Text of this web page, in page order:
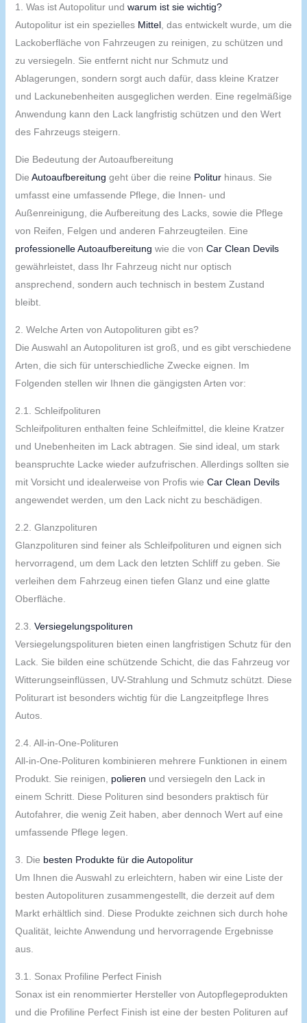
1. Was ist Autopolitur und warum ist sie wichtig?
Autopolitur ist ein spezielles Mittel, das entwickelt wurde, um die
Lackoberfläche von Fahrzeugen zu reinigen, zu schützen und
zu versiegeln. Sie entfernt nicht nur Schmutz und
Ablagerungen, sondern sorgt auch dafür, dass kleine Kratzer
und Lackunebenheiten ausgeglichen werden. Eine regelmäßige
Anwendung kann den Lack langfristig schützen und den Wert
des Fahrzeugs steigern.
Die Bedeutung der Autoaufbereitung
Die Autoaufbereitung geht über die reine Politurhinaus. Sie
umfasst eine umfassende Pflege, die Innen- und
Außenreinigung, die Aufbereitung des Lacks, sowie die Pflege
von Reifen, Felgen und anderen Fahrzeugteilen. Eine
professionelle Autoaufbereitung wie die von Car Clean Devils
gewährleistet, dass Ihr Fahrzeug nicht nur optisch
ansprechend, sondern auch technisch in bestem Zustand
bleibt.
2. Welche Arten von Autopolituren gibt es?
Die Auswahl an Autopolituren ist groß, und es gibt verschiedene
Arten, die sich für unterschiedliche Zwecke eignen. Im
Folgenden stellen wir Ihnen die gängigsten Arten vor:
2.1. Schleifpolituren
Schleifpolituren enthalten feine Schleifmittel, die kleine Kratzer
und Unebenheiten im Lack abtragen. Sie sind ideal, um stark
beanspruchte Lacke wieder aufzufrischen. Allerdings sollten sie
mit Vorsicht und idealerweise von Profis wie Car Clean Devils
angewendet werden, um den Lack nicht zu beschädigen.
2.2. Glanzpolituren
Glanzpolituren sind feiner als Schleifpolituren und eignen sich
hervorragend, um dem Lack den letzten Schliff zu geben. Sie
verleihen dem Fahrzeug einen tiefen Glanz und eine glatte
Oberfläche.
2.3. Versiegelungspolituren
Versiegelungspolituren bieten einen langfristigen Schutz für den
Lack. Sie bilden eine schützende Schicht, die das Fahrzeug vor
Witterungseinflüssen, UV-Strahlung und Schmutz schützt. Diese
Politurart ist besonders wichtig für die Langzeitpflege Ihres
Autos.
2.4. All-in-One-Polituren
All-in-One-Polituren kombinieren mehrere Funktionen in einem
Produkt. Sie reinigen, polieren und versiegeln den Lack in
einem Schritt. Diese Polituren sind besonders praktisch für
Autofahrer, die wenig Zeit haben, aber dennoch Wert auf eine
umfassende Pflege legen.
3. Die besten Produkte für die Autopolitur
Um Ihnen die Auswahl zu erleichtern, haben wir eine Liste der
besten Autopolituren zusammengestellt, die derzeit auf dem
Markt erhältlich sind. Diese Produkte zeichnen sich durch hohe
Qualität, leichte Anwendung und hervorragende Ergebnisse
aus.
3.1. Sonax Profiline Perfect Finish
Sonax ist ein renommierter Hersteller von Autopflegeprodukten
und die Profiline Perfect Finish ist eine der besten Polituren auf